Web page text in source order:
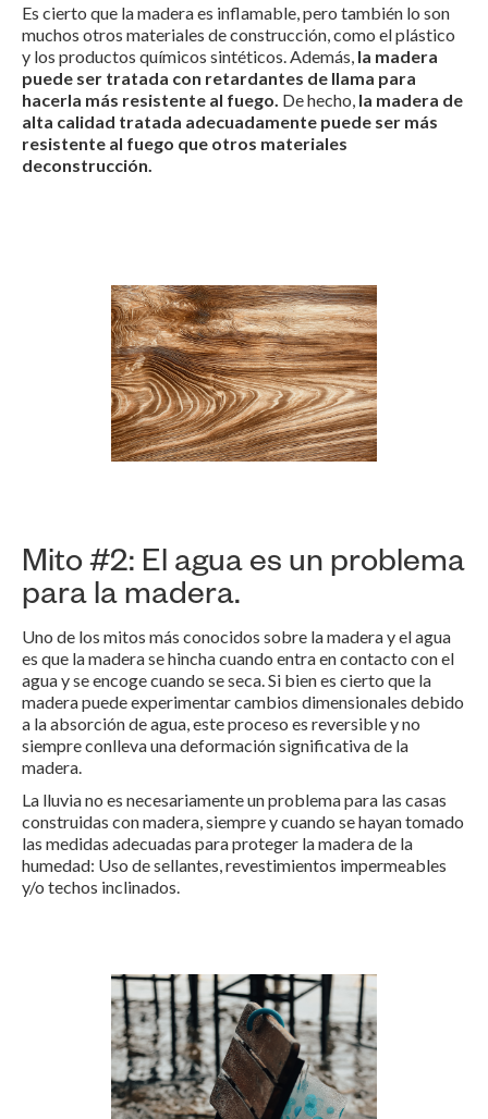
Es cierto que la madera es inflamable, pero también lo son
muchos otros materiales de construcción, como el plástico
y los productos químicos sintéticos. Además, la madera
puede ser tratada con retardantes de llama para
hacerla más resistente al fuego. De hecho, la madera de
alta calidad tratada adecuadamente puede ser más
resistente al fuego que otros materiales
deconstrucción.
Mito #2: El agua es un problema
para la madera.
Uno de los mitos más conocidos sobre la madera y el agua
es que la madera se hincha cuando entra en contacto con el
agua y se encoge cuando se seca. Si bien es cierto que la
madera puede experimentar cambios dimensionales debido
a la absorción de agua, este proceso es reversible y no
siempre conlleva una deformación significativa de la
madera.
La lluvia no es necesariamente un problema para las casas
construidas con madera, siempre y cuando se hayan tomado
las medidas adecuadas para proteger la madera de la
humedad: Uso de sellantes, revestimientos impermeables
y/o techos inclinados.